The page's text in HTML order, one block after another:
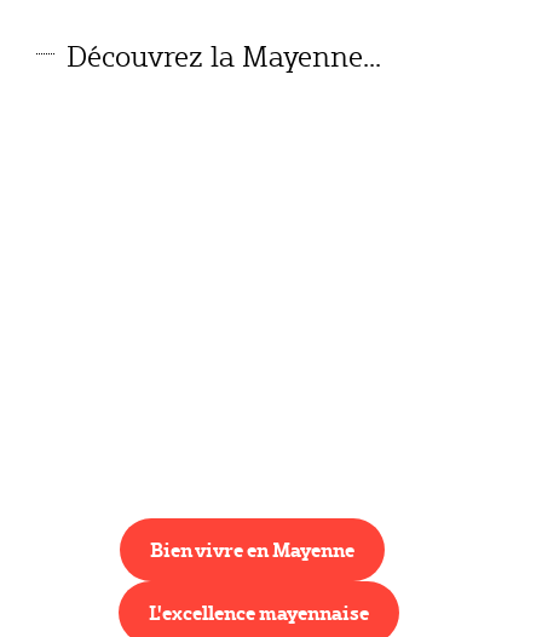
Découvrez la Mayenne...
Bien vivre en Mayenne
L'excellence mayennaise